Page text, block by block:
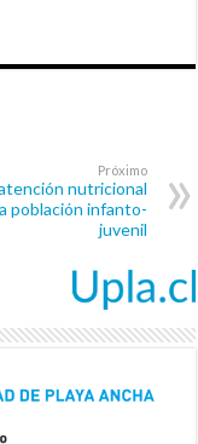
Próximo
nutricional
población infanto-
juvenil